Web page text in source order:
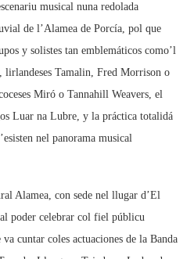
musical nuna redolada
de l’Alamea de Porcía, pol que
y solistes tan emblemáticos como’l
Tamalin, Fred Morrison o
Miró o Tannahill Weavers, el
Luar na Lubre, y la práctica totalidá
nel panorama musical
Alamea, con sede nel llugar d’El
al poder celebrar col fiel públicu
cuntar coles actuaciones de la Banda